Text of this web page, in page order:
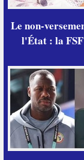
Le non-
l'État : la FSF